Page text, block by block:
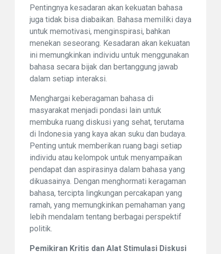
Pentingnya kesadaran akan kekuatan bahasa
juga tidak bisa diabaikan. Bahasa memiliki daya
untuk memotivasi, menginspirasi, bahkan
menekan seseorang. Kesadaran akan kekuatan
ini memungkinkan individu untuk menggunakan
bahasa secara bijak dan bertanggung jawab
dalam setiap interaksi.
Menghargai keberagaman bahasa di
masyarakat menjadi pondasi lain untuk
membuka ruang diskusi yang sehat, terutama
di Indonesia yang kaya akan suku dan budaya.
Penting untuk memberikan ruang bagi setiap
individu atau kelompok untuk menyampaikan
pendapat dan aspirasinya dalam bahasa yang
dikuasainya. Dengan menghormati keragaman
bahasa, tercipta lingkungan percakapan yang
ramah, yang memungkinkan pemahaman yang
lebih mendalam tentang berbagai perspektif
politik.
Pemikiran Kritis dan Alat Stimulasi Diskusi